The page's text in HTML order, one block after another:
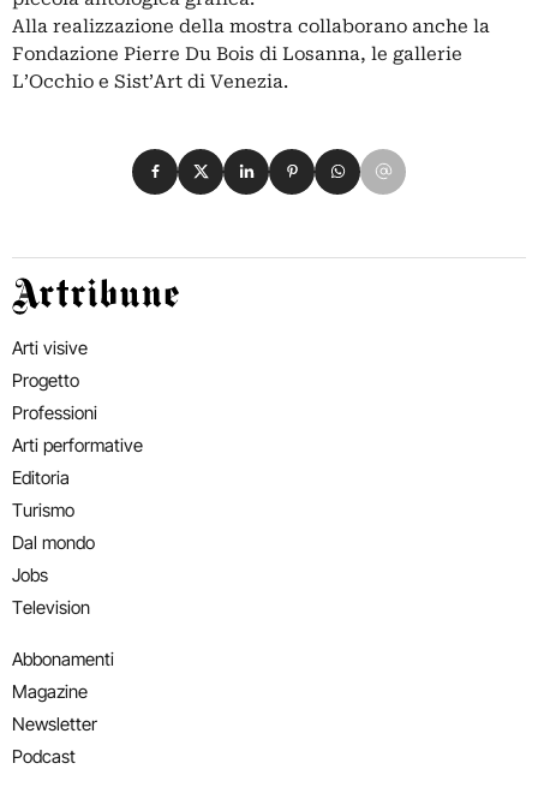
Alla realizzazione della mostra collaborano anche la
Fondazione Pierre Du Bois di Losanna, le gallerie
L’Occhio e Sist’Art di Venezia.
Condividi su Facebook
Condividi su X
Condividi su LinkedIn
Condividi su Pinterest
Condividi su WhatsApp
Condividi su Email
Artribune
Arti visive
Progetto
Professioni
Arti performative
Editoria
Turismo
Dal mondo
Jobs
Television
Abbonamenti
Magazine
Newsletter
Podcast